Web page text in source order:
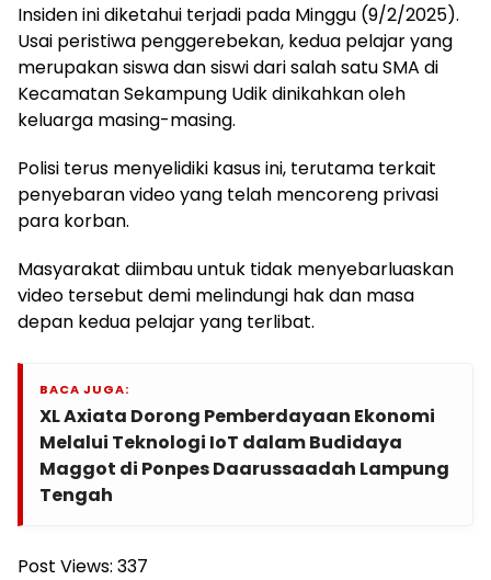
Insiden ini diketahui terjadi pada Minggu (9/2/2025).
Usai peristiwa penggerebekan, kedua pelajar yang
merupakan siswa dan siswi dari salah satu SMA di
Kecamatan Sekampung Udik dinikahkan oleh
keluarga masing-masing.
Polisi terus menyelidiki kasus ini, terutama terkait
penyebaran video yang telah mencoreng privasi
para korban.
Masyarakat diimbau untuk tidak menyebarluaskan
video tersebut demi melindungi hak dan masa
depan kedua pelajar yang terlibat.
BACA JUGA:
XL Axiata Dorong Pemberdayaan Ekonomi
Melalui Teknologi IoT dalam Budidaya
Maggot di Ponpes Daarussaadah Lampung
Tengah
Post Views: 337